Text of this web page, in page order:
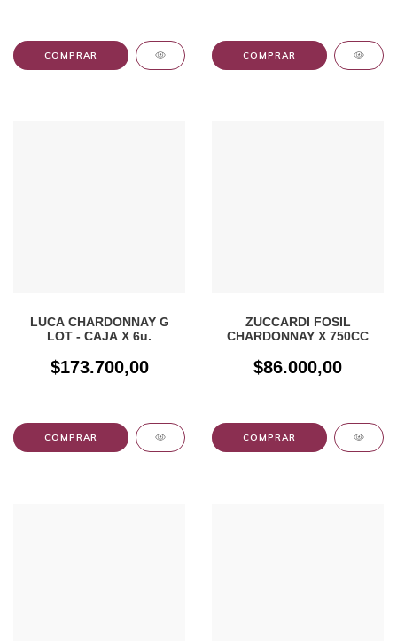
LUCA CHARDONNAY G
LOT - CAJA X 6u.
$173.700,00
ZUCCARDI FOSIL
CHARDONNAY X 750CC
$86.000,00